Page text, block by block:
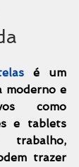
é um
moderno e
como
e tablets
trabalho,
trazer